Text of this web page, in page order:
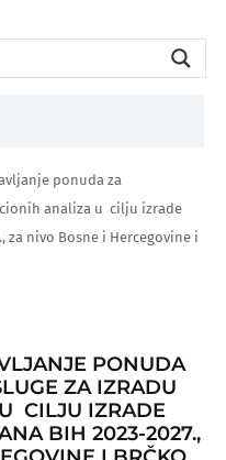
ponuda za
analiza u cilju izrade
za nivo Bosne i Hercegovine i
PONUDA
ZA IZRADU
CILJU IZRADE
BIH 2023-2027.,